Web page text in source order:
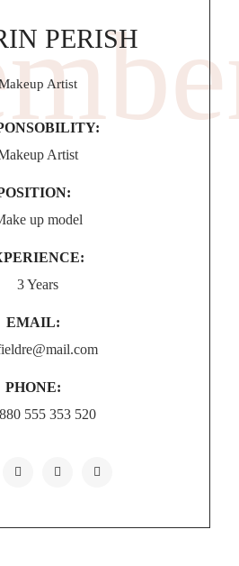
PERISH
Artist
Artist
up model
3 Years
EMAIL:
PHONE:
555 353 520